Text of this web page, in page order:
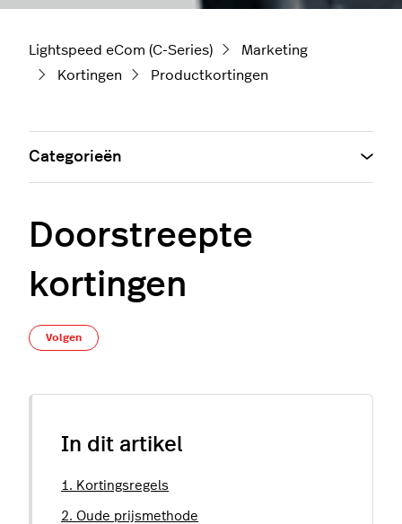
Lightspeed eCom (C-Series)
Marketing
Kortingen
Productkortingen
Doorstreepte
kortingen
Volgen
In dit artikel
1. Kortingsregels
2. Oude prijsmethode
Categorieën